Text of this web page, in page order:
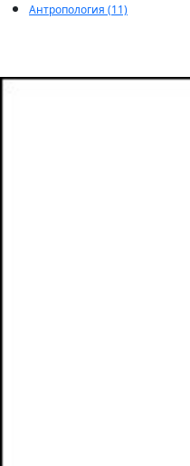
Антропология (11)